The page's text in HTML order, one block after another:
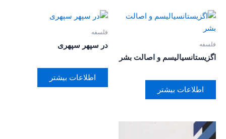
فلسفه
اگزیستانسیالیسم و اصالت بشر
اطلاعات بیشتر
فلسفه
در سپهر سپهری
اطلاعات بیشتر